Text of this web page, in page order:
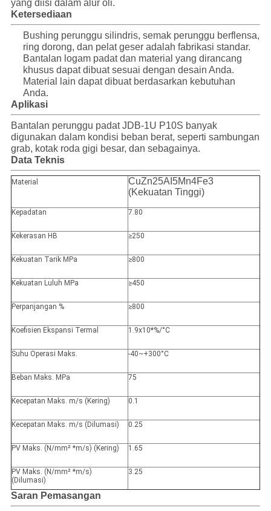
yang diisi dalam alur oli.
Ketersediaan
Bushing perunggu silindris, semak perunggu berflensa,
ring dorong, dan pelat geser adalah fabrikasi standar.
Bantalan logam padat dan material yang dirancang
khusus dapat dibuat sesuai dengan desain Anda.
Material lain dapat dibuat berdasarkan kebutuhan
Anda.
Aplikasi
Bantalan perunggu padat JDB-1U P10S banyak
digunakan dalam kondisi beban berat, seperti sambungan
grab, kotak roda gigi besar, dan sebagainya.
Data Teknis
Material
CuZn25AI5Mn4Fe3
(Kekuatan Tinggi)
Kepadatan 7.80
Kekerasan HB ≥250
Kekuatan Tarik MPa ≥800
Kekuatan Luluh MPa ≥450
Perpanjangan % ≥800
Koefisien Ekspansi Termal 1.9x10*%/°C
Suhu Operasi Maks. -40~+300°C
Beban Maks. MPa 75
Kecepatan Maks. m/s (Kering) 0.1
Kecepatan Maks. m/s (Dilumasi) 0.25
PV Maks. (N/mm² *m/s) (Kering) 1.65
PV Maks. (N/mm² *m/s)
(Dilumasi)
3.25
Saran Pemasangan